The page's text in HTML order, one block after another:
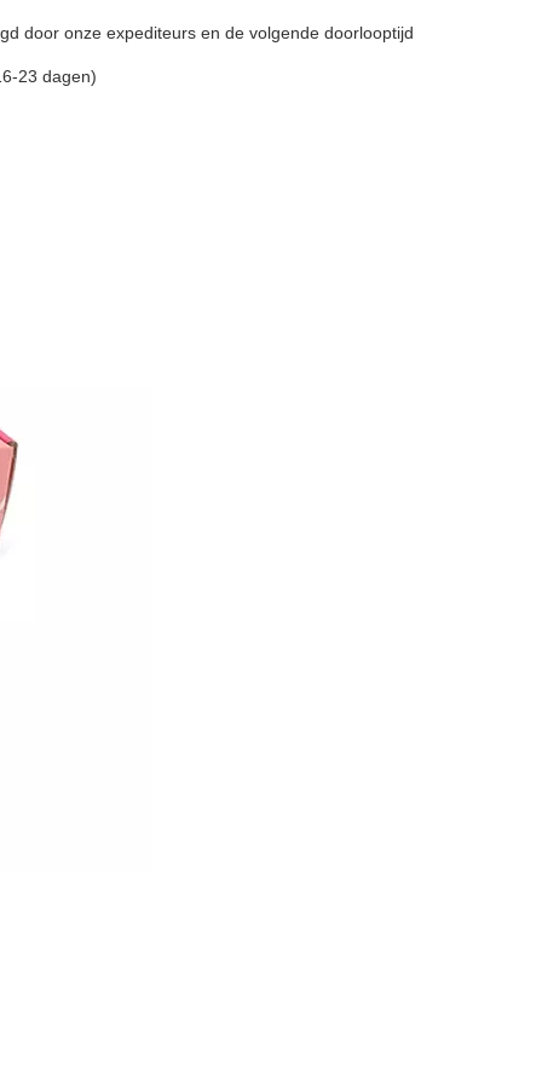
door onze expediteurs en de volgende doorlooptijd
23 dagen)